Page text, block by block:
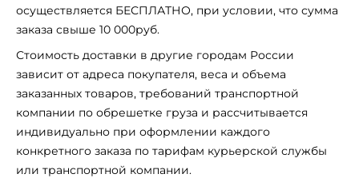
осуществляется БЕСПЛАТНО, при условии, что сумма
заказа свыше 10 000руб.
Стоимость доставки в другие городам России
зависит от адреса покупателя, веса и объема
заказанных товаров, требований транспортной
компании по обрешетке груза и рассчитывается
индивидуально при оформлении каждого
конкретного заказа по тарифам курьерской службы
или транспортной компании.